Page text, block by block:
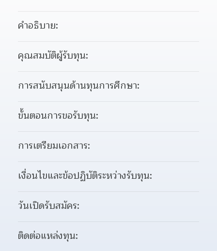
คำอธิบาย:
คุณสมบัติผู้รับทุน:
การสนับสนุนด้านทุนการศึกษา:
ขั้นตอนการขอรับทุน:
การเตรียมเอกสาร:
เงื่อนไขและข้อปฏิบัติระหว่างรับทุน:
วันเปิดรับสมัคร:
ติดต่อแหล่งทุน: